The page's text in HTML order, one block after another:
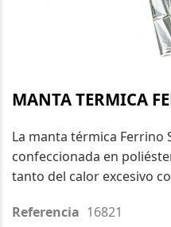
al
de
la
galería
imágenes
MANTA TERMICA
La manta térmica Ferrino
confeccionada en
tanto del calor excesivo
Referencia 16821